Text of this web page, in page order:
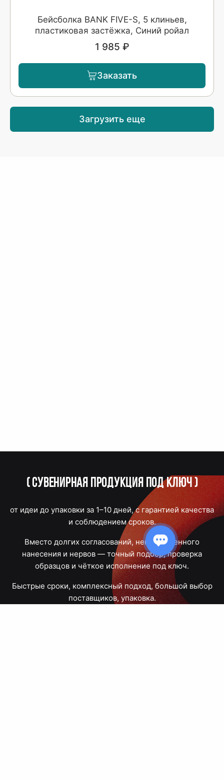
Бейсболка BANK FIVE-S, 5 клиньев,
пластиковая застёжка, Синий ройал
1 985 ₽
Заказать
Загрузить еще
(Сувенирная продукция под ключ)
от идеи до упаковки за 1–10 дней, с гарантией качества
и соблюдением сроков.
Вместо долгих согласований, некачественного
нанесения и нервов — точный подбор, проверка
образцов и чёткое исполнение под ключ.
Быстрые сроки, комплексный подход, большой выбор
поставщиков, упаковка.